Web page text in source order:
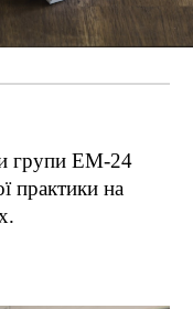
групи ЕМ-24
практики на